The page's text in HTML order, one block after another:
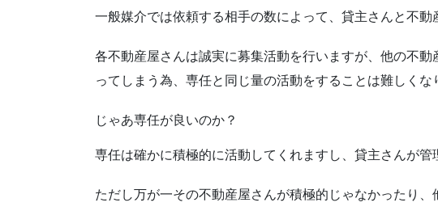
一般媒介では依頼する相手の数によって、貸主さんと不動
各不動産屋さんは誠実に募集活動を行いますが、他の不
ってしまう為、専任と同じ量の活動をすることは難しくな
じゃあ専任が良いのか？
専任は確かに積極的に活動してくれますし、貸主さんが管
ただし万が一その不動産屋さんが積極的じゃなかったり